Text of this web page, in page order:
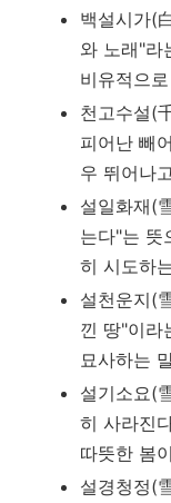
백설시가(
와 노래"라
비유적으
천고수설(
피어난 빼
우 뛰어나
설일화재(
는다"는 뜻
히 시도하
설천운지(
낀 땅"이라
묘사하는
설기소요(
히 사라진
따뜻한 봄
설경청정(